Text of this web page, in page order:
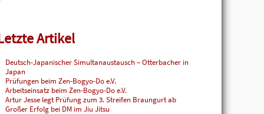
Artikel
Deutsch-Japanischer Simultanaustausch – Otterbacher in
Japan
Prüfungen beim Zen-Bogyo-Do e.V.
Arbeitseinsatz beim Zen-Bogyo-Do e.V.
Artur Jesse legt Prüfung zum 3. Streifen Braungurt ab
Großer Erfolg bei DM im Jiu Jitsu